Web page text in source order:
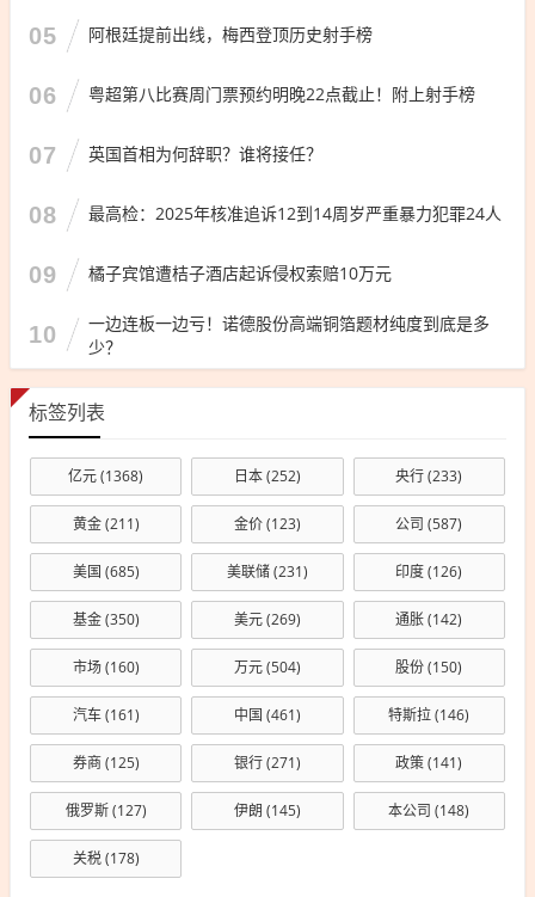
05 阿根廷提前出线，梅西登顶历史射手榜
06 粤超第八比赛周门票预约明晚22点截止！附上射手榜
07 英国首相为何辞职？谁将接任？
08 最高检：2025年核准追诉12到14周岁严重暴力犯罪24人
09 橘子宾馆遭桔子酒店起诉侵权索赔10万元
10
一边连板一边亏！诺德股份高端铜箔题材纯度到底是多
少？
标签列表
亿元(1368) 日本(252) 央行(233)
黄金(211) 金价(123) 公司 (587)
美国 (685) 美联储(231) 印度(126)
基金(350) 美元(269) 通胀(142)
市场(160) 万元(504) 股份(150)
汽车(161) 中国 (461) 特斯拉(146)
券商(125) 银行(271) 政策(141)
俄罗斯(127) 伊朗 (145) 本公司 (148)
关税(178)